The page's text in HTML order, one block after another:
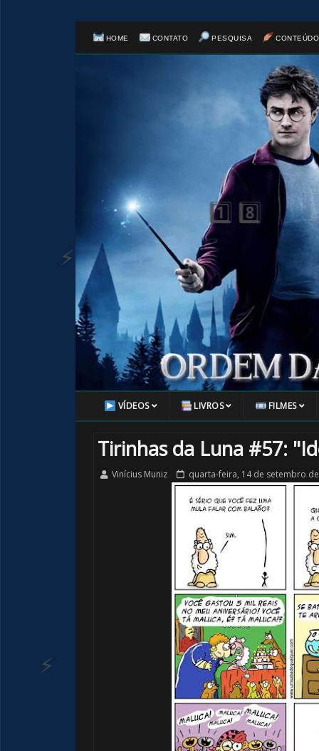
HOME CONTATO PESQUISA
VÍDEOS LIVROS FILMES
Tirinhas da Luna #57:
Vinícius Muniz quarta-feira, 14 de setembro
⚡
🎂